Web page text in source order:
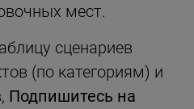
мест.
сценариев
(по категориям) и
Подпишитесь на